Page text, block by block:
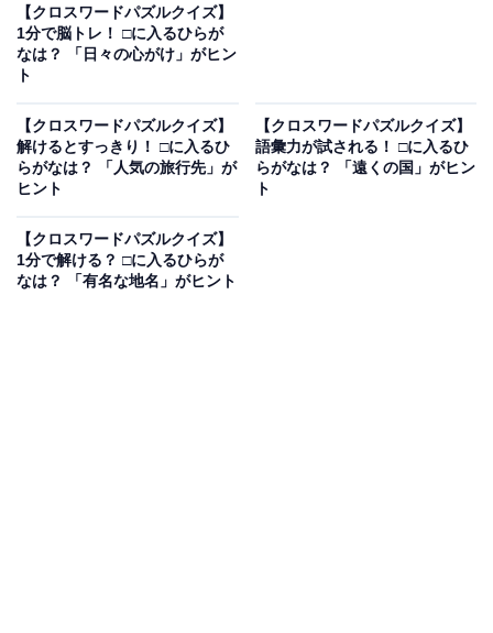
ヒント：横の言葉は、有名な観光地などがある
ある場所」の名称です。
【クロスワードパズルクイズ】1分でストレ
ス解消！ 空欄に共通する2文字は？ 結婚式に
まつわる言葉がヒント
次ページ
【クロスワードパズルクイズ】
1分で脳トレ！ □に入るひらが
なは？ 「日々の心がけ」がヒン
ト
【クロスワードパズルクイズ】
解けるとすっきり！ □に入るひ
らがなは？ 「人気の旅行先」が
ヒント
【クロスワードパズルクイズ】
語彙力が試される！ □に入るひ
らがなは？ 「遠くの国」がヒン
ト
【クロスワードパズルクイズ】
1分で解ける？ □に入るひらが
なは？ 「有名な地名」がヒント